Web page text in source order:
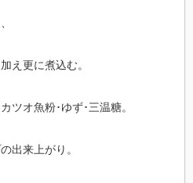
え更に煮込む。
ツオ魚粉･ゆず･三温糖。
出来上がり。